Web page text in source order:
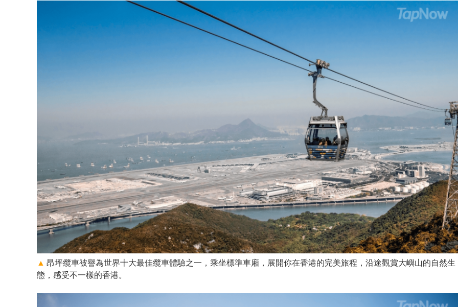
▲ 昂坪纜車被譽為世界十大最佳纜車體驗之一，乘坐標準車廂，展開你在香港的完美旅程，沿途觀賞大嶼山的自然生
態，感受不一樣的香港。